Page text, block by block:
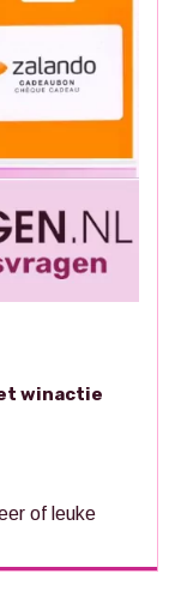
winactie
of leuke